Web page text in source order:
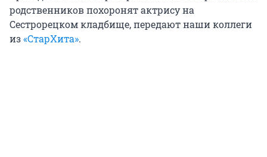
родственников похоронят актрису на
Сестрорецком кладбище, передают наши коллеги
из«СтарХита».